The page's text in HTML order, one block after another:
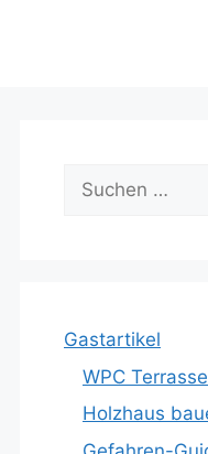
Suche
nach:
Gastartikel
WPC
Holzhaus